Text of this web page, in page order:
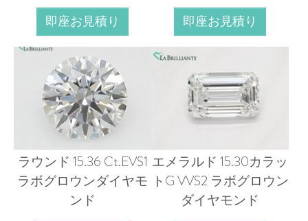
即座お見積り 即座お見積り
ラウンド 15.36 Ct.EVS1
ラボグロウンダイヤモ
ンド
エメラルド 15.30カラッ
トG VVS2 ラボグロウン
ダイヤモンド